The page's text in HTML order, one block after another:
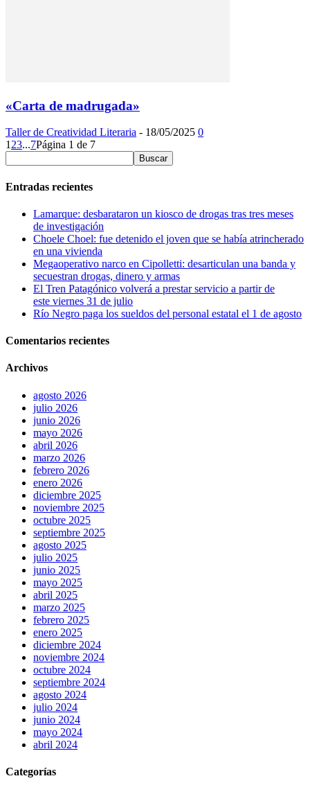
«Carta de madrugada»
Taller de Creatividad Literaria - 18/05/2025 0
1 23...7Página 1 de 7
Entradas recientes
Lamarque: desbarataron un kiosco de drogas tras tres meses
de investigación
Choele Choel: fue detenido el joven que se había atrincherado
en una vivienda
Megaoperativo narco en Cipolletti: desarticulan una banda y
secuestran drogas, dinero y armas
El Tren Patagónico volverá a prestar servicio a partir de
este viernes 31 de julio
Río Negro paga los sueldos del personal estatal el 1 de agosto
Comentarios recientes
Archivos
agosto 2026
julio 2026
junio 2026
mayo 2026
abril 2026
marzo 2026
febrero 2026
enero 2026
diciembre 2025
noviembre 2025
octubre 2025
septiembre 2025
agosto 2025
julio 2025
junio 2025
mayo 2025
abril 2025
marzo 2025
febrero 2025
enero 2025
diciembre 2024
noviembre 2024
octubre 2024
septiembre 2024
agosto 2024
julio 2024
junio 2024
mayo 2024
abril 2024
Categorías